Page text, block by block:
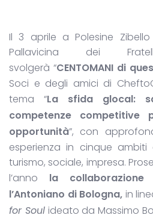
Il 3 aprile a Polesine Zibello
Pallavicina dei
svolgerà “CENTOMANI di
Soci e degli amici di
tema “La sfida glocal:
competenze competitive
opportunità”, con
esperienza in cinque ambiti
turismo, sociale, impresa.
l’anno la
l’Antoniano di Bologna, in
for Soulideato da Massimo